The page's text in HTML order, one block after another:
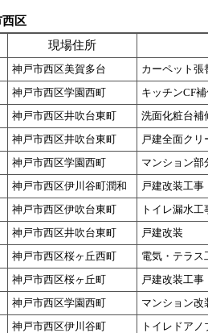
区
現場住所
神戸市西区美賀多台
カーペット張
神戸市西区学園西町
キッチンCF
神戸市西区井吹台東町
洗面化粧台補
神戸市西区井吹台東町
戸建全面クリ
神戸市西区学園西町
マンション部
神戸市西区伊川谷町潤和
戸建改装工事
神戸市西区伊吹台東町
トイレ漏水工
神戸市西区井吹台東町
戸建改装
神戸市西区桜ヶ丘西町
電気・テラス
神戸市西区桜ヶ丘町
戸建改装工事
神戸市西区学園西町
マンション改
神戸市西区伊川谷町
トイレドアノ